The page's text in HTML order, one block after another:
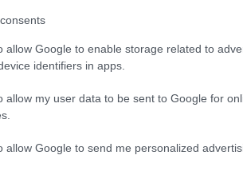
allow Google to enable storage related to
identifiers in apps.
allow my user data to be sent to Google for
allow Google to send me personalized